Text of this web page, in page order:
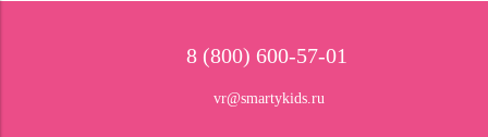
8 (800) 600-57-01
vr@smartykids.ru